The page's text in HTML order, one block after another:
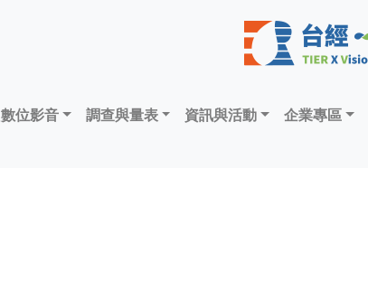
數位影音 調查與量表 資訊與活動 企業專區